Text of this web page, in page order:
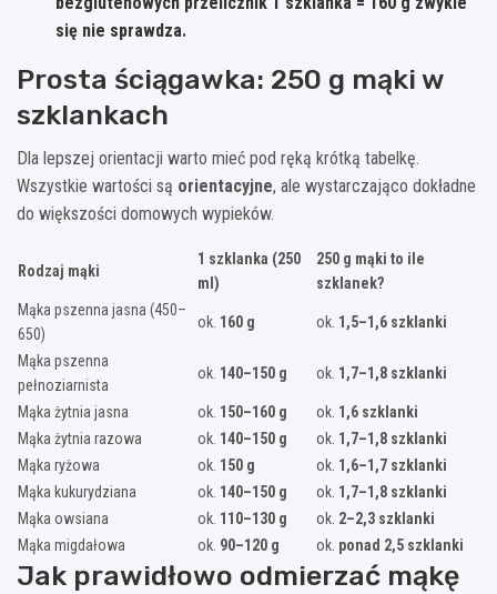
się nie sprawdza.
Prosta ściągawka: 250 g mąki w
szklankach
Dla lepszej orientacji warto mieć pod ręką krótką tabelkę.
Wszystkie wartości są orientacyjne, ale wystarczająco dokładne
do większości domowych wypieków.
Rodzaj mąki
1 szklanka (250
ml)
250 g mąki to ile
szklanek?
Mąka pszenna jasna (450–
650)
ok. 160 g ok. 1,5–1,6 szklanki
Mąka pszenna
pełnoziarnista
ok. 140–150 g ok. 1,7–1,8 szklanki
Mąka żytnia jasna ok. 150–160 g ok. 1,6 szklanki
Mąka żytnia razowa
ok. 140–150 g ok. 1,7–1,8 szklanki
Mąka ryżowa
ok. 150 g ok. 1,6–1,7 szklanki
Mąka kukurydziana
ok. 140–150 g ok. 1,7–1,8 szklanki
Mąka owsiana
ok. 110–130 g ok. 2–2,3 szklanki
Mąka migdałowa
ok. 90–120 g ok. ponad 2,5 szklanki
Jak prawidłowo odmierzać mąkę